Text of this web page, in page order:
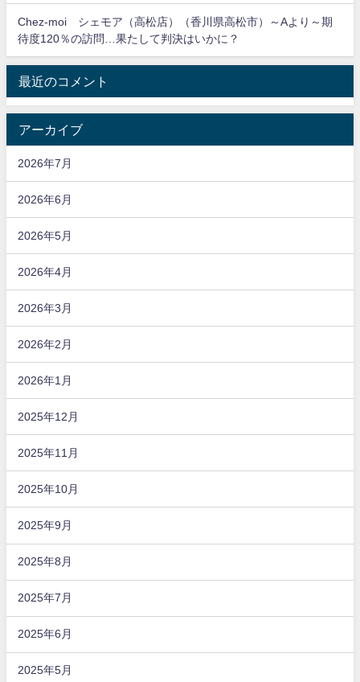
Chez-moi シェモア（高松店）（香川県高松市）～Aより～期
待度120％の訪問…果たして判決はいかに？
最近のコメント
アーカイブ
2026年7月
2026年6月
2026年5月
2026年4月
2026年3月
2026年2月
2026年1月
2025年12月
2025年11月
2025年10月
2025年9月
2025年8月
2025年7月
2025年6月
2025年5月